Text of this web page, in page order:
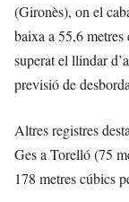
(Gironès), on el
baixa a 55,6
superat el llindar
previsió de
Altres registres
Ges a Torelló (75
178 metres cúbics